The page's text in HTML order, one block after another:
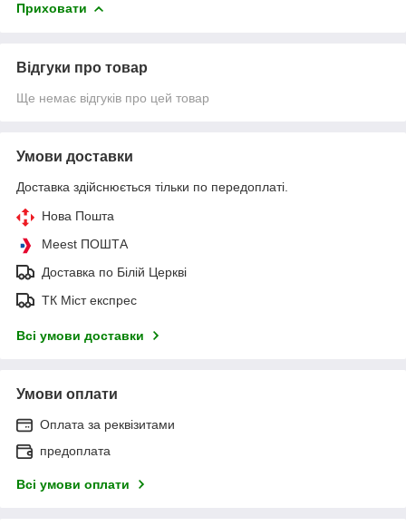
Приховати
Відгуки про товар
Ще немає відгуків про цей товар
Умови доставки
Доставка здійснюється тільки по передоплаті.
Нова Пошта
Meest ПОШТА
Доставка по Білій Церкві
ТК Міст експрес
Всі умови доставки
Умови оплати
Оплата за реквізитами
предоплата
Всі умови оплати